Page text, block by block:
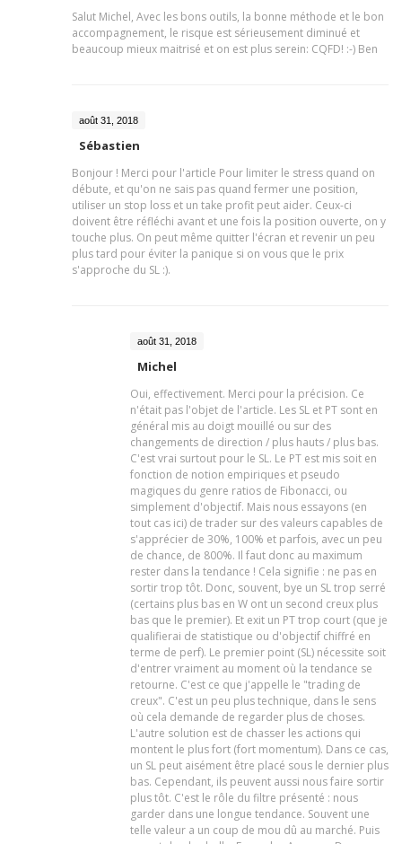
Salut Michel, Avec les bons outils, la bonne méthode et le bon
accompagnement, le risque est sérieusement diminué et
beaucoup mieux maitrisé et on est plus serein: CQFD! :-) Ben
août 31, 2018
Sébastien
Bonjour ! Merci pour l'article Pour limiter le stress quand on
débute, et qu'on ne sais pas quand fermer une position,
utiliser un stop loss et un take profit peut aider. Ceux-ci
doivent être réfléchi avant et une fois la position ouverte, on y
touche plus. On peut même quitter l'écran et revenir un peu
plus tard pour éviter la panique si on vous que le prix
s'approche du SL :).
août 31, 2018
Michel
Oui, effectivement. Merci pour la précision. Ce
n'était pas l'objet de l'article. Les SL et PT sont en
général mis au doigt mouillé ou sur des
changements de direction / plus hauts / plus bas.
C'est vrai surtout pour le SL. Le PT est mis soit en
fonction de notion empiriques et pseudo
magiques du genre ratios de Fibonacci, ou
simplement d'objectif. Mais nous essayons (en
tout cas ici) de trader sur des valeurs capables de
s'apprécier de 30%, 100% et parfois, avec un peu
de chance, de 800%. Il faut donc au maximum
rester dans la tendance ! Cela signifie : ne pas en
sortir trop tôt. Donc, souvent, bye un SL trop serré
(certains plus bas en W ont un second creux plus
bas que le premier). Et exit un PT trop court (que je
qualifierai de statistique ou d'objectif chiffré en
terme de perf). Le premier point (SL) nécessite soit
d'entrer vraiment au moment où la tendance se
retourne. C'est ce que j'appelle le "trading de
creux". C'est un peu plus technique, dans le sens
où cela demande de regarder plus de choses.
L'autre solution est de chasser les actions qui
montent le plus fort (fort momentum). Dans ce cas,
un SL peut aisément être placé sous le dernier plus
bas. Cependant, ils peuvent aussi nous faire sortir
plus tôt. C'est le rôle du filtre présenté : nous
garder dans une longue tendance. Souvent une
telle valeur a un coup de mou dû au marché. Puis